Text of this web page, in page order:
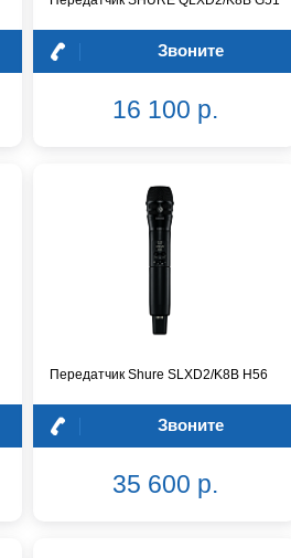
Звоните
16 100 р.
Передатчик Shure SLXD2/K8B H56
Звоните
35 600 р.